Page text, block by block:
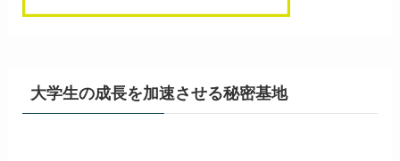
大学生の成長を加速させる秘密基地